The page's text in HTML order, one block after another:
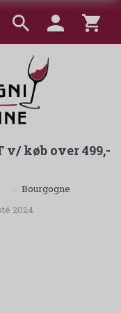
v/ køb over 499,-
Bourgogne
2024